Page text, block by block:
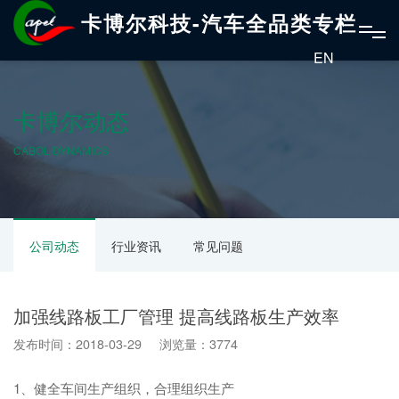
卡博尔科技-汽车全品类专栏
EN
卡博尔动态
CABOL DYNAMICS
公司动态 行业资讯 常见问题
加强线路板工厂管理 提高线路板生产效率
发布时间：2018-03-29 浏览量：3774
1、健全车间生产组织，合理组织生产